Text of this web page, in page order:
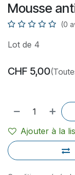
Mousse
(0
Lot de 4
CHF 5,00
Ajouter à la